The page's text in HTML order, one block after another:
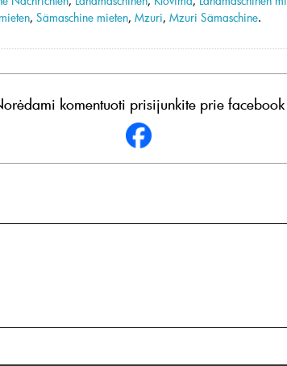
, Sämaschine mieten, Mzuri, Mzuri Sämaschine.
komentuoti prisijunkite prie facebook